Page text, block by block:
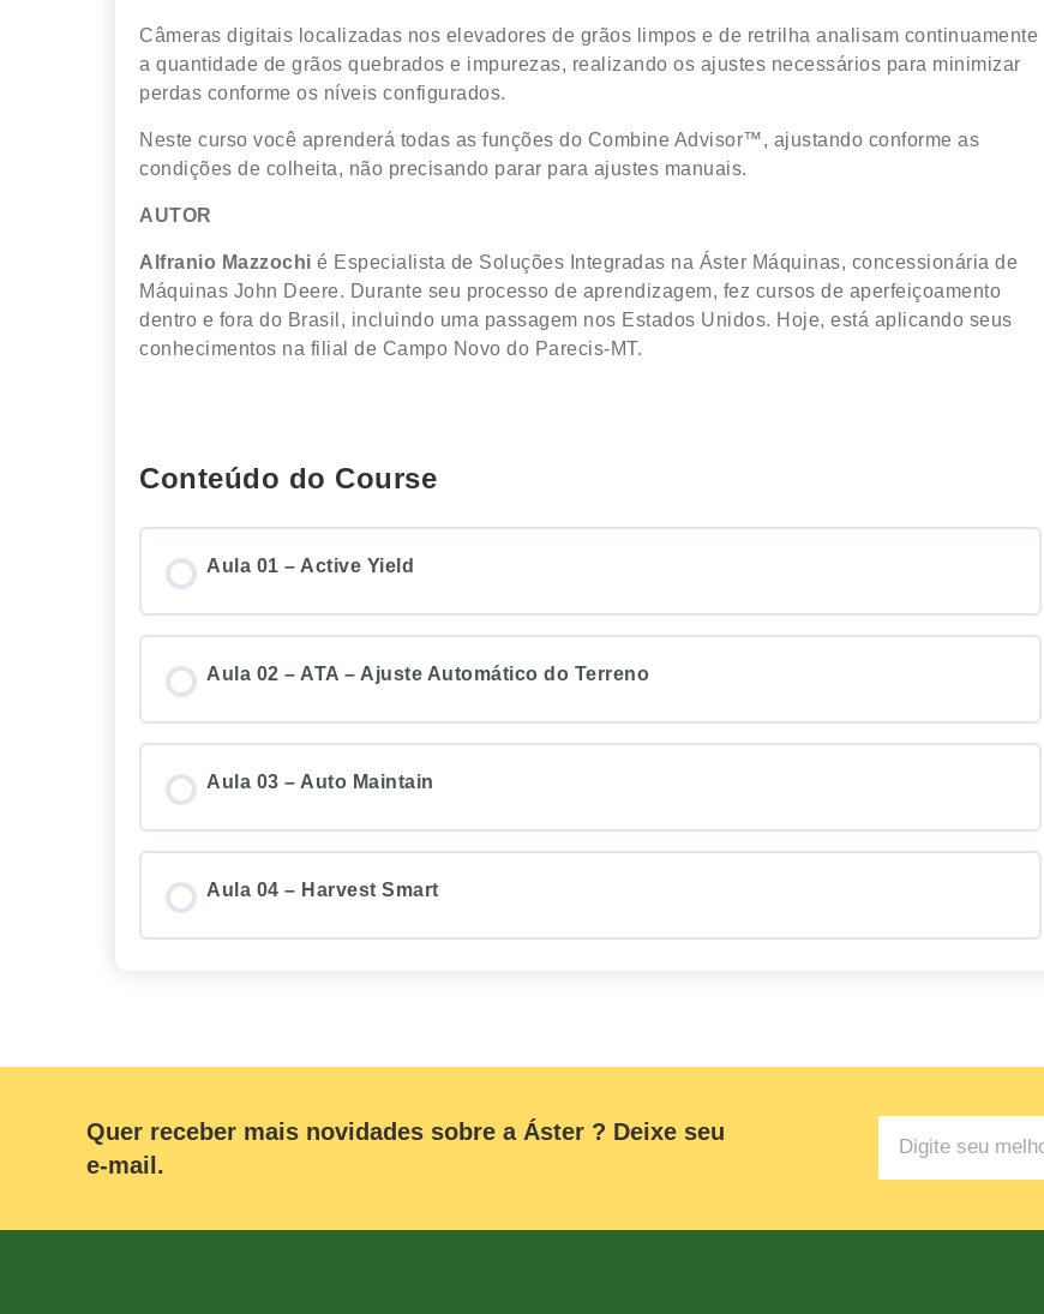
Câmeras digitais localizadas nos elevadores de grãos limpos e de retrilha analisam continuamente
a quantidade de grãos quebrados e impurezas, realizando os ajustes necessários para minimizar
perdas conforme os níveis configurados.
Neste curso você aprenderá todas as funções do Combine Advisor™, ajustando conforme as
condições de colheita, não precisando parar para ajustes manuais.
AUTOR
Alfranio Mazzochi é Especialista de Soluções Integradas na Áster Máquinas, concessionária de
Máquinas John Deere. Durante seu processo de aprendizagem, fez cursos de aperfeiçoamento
dentro e fora do Brasil, incluindo uma passagem nos Estados Unidos. Hoje, está aplicando seus
conhecimentos na filial de Campo Novo do Parecis-MT.
Conteúdo do Course
Aula 01 – Active Yield
Aula 02 – ATA – Ajuste Automático do Terreno
Aula 03 – Auto Maintain
Aula 04 – Harvest Smart
Quer receber mais novidades sobre a Áster ? Deixe seu
e-mail.